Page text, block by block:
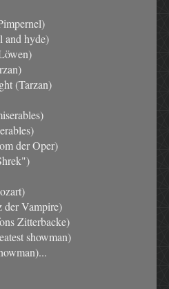
and hyde)
(Tarzan)
der Oper)
der Vampire)
Zitterbacke)
showman)